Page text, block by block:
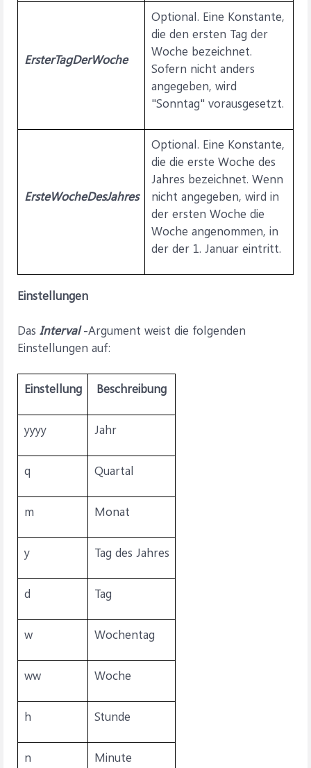
ErsterTagDerWoche
Optional. Eine Konstante,
die den ersten Tag der
Woche bezeichnet.
Sofern nicht anders
angegeben, wird
"Sonntag" vorausgesetzt.
ErsteWocheDesJahres
Optional. Eine Konstante,
die die erste Woche des
Jahres bezeichnet. Wenn
nicht angegeben, wird in
der ersten Woche die
Woche angenommen, in
der der 1. Januar eintritt.
Einstellungen
Das Interval-Argument weist die folgenden
Einstellungen auf:
Einstellung Beschreibung
yyyy Jahr
q Quartal
m Monat
y Tag des Jahres
d Tag
w Wochentag
ww Woche
h Stunde
n Minute